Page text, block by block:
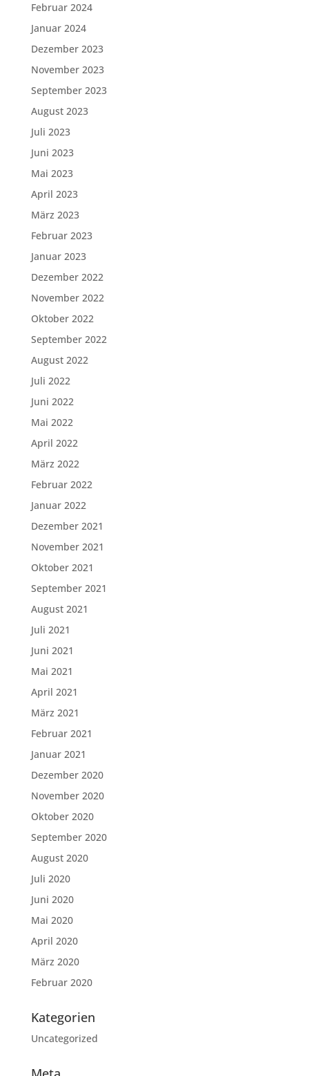
Februar 2024
Januar 2024
Dezember 2023
November 2023
September 2023
August 2023
Juli 2023
Juni 2023
Mai 2023
April 2023
März 2023
Februar 2023
Januar 2023
Dezember 2022
November 2022
Oktober 2022
September 2022
August 2022
Juli 2022
Juni 2022
Mai 2022
April 2022
März 2022
Februar 2022
Januar 2022
Dezember 2021
November 2021
Oktober 2021
September 2021
August 2021
Juli 2021
Juni 2021
Mai 2021
April 2021
März 2021
Februar 2021
Januar 2021
Dezember 2020
November 2020
Oktober 2020
September 2020
August 2020
Juli 2020
Juni 2020
Mai 2020
April 2020
März 2020
Februar 2020
Kategorien
Uncategorized